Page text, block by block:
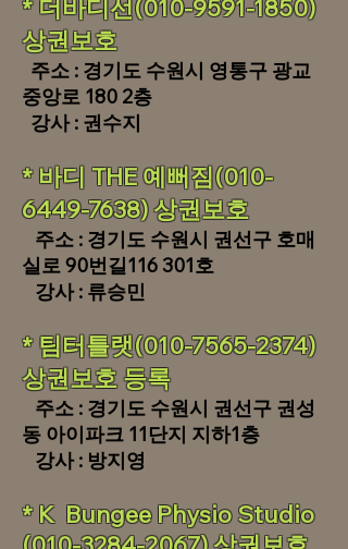
* 더바디선(010-9591-1850)
상권보호
주소 : 경기도 수원시 영통구 광교
중앙로 180 2층
​ 강사 : 권수지
​* 바디 THE 예뻐짐(010-
6449-7638) 상권보호
주소 : 경기도 수원시 권선구 호매
실로 90번길116 301호
​ 강사 : 류승민
* 팀터틀랫(010-7565-2374)
상권보호 등록
주소 : 경기도 수원시 권선구 권성
동 아이파크 11단지 지하1층
​ 강사 : 방지영
​* K Bungee Physio Studio